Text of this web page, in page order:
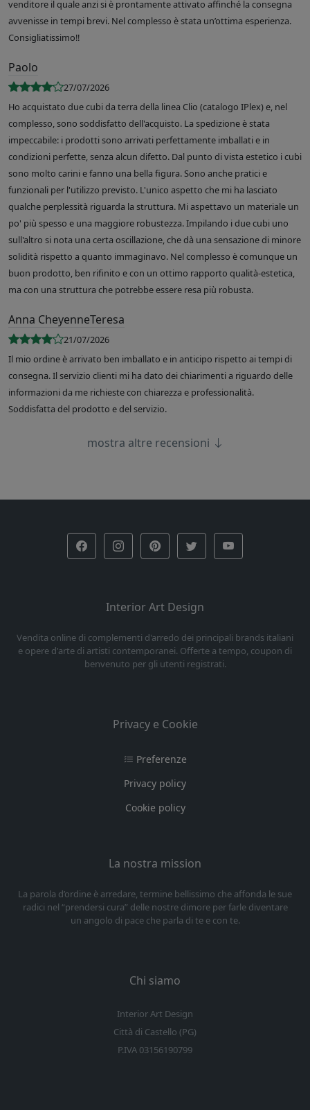
venditore il quale anzi si è prontamente attivato affinché la consegna
avvenisse in tempi brevi. Nel complesso è stata un’ottima esperienza.
Consigliatissimo!!
Paolo
27/07/2026
Ho acquistato due cubi da terra della linea Clio (catalogo IPlex) e, nel
complesso, sono soddisfatto dell'acquisto. La spedizione è stata
impeccabile: i prodotti sono arrivati perfettamente imballati e in
condizioni perfette, senza alcun difetto. Dal punto di vista estetico i cubi
sono molto carini e fanno una bella figura. Sono anche pratici e
funzionali per l'utilizzo previsto. L'unico aspetto che mi ha lasciato
qualche perplessità riguarda la struttura. Mi aspettavo un materiale un
po' più spesso e una maggiore robustezza. Impilando i due cubi uno
sull'altro si nota una certa oscillazione, che dà una sensazione di minore
solidità rispetto a quanto immaginavo. Nel complesso è comunque un
buon prodotto, ben rifinito e con un ottimo rapporto qualità-estetica,
ma con una struttura che potrebbe essere resa più robusta.
Anna CheyenneTeresa
21/07/2026
Il mio ordine è arrivato ben imballato e in anticipo rispetto ai tempi di
consegna. Il servizio clienti mi ha dato dei chiarimenti a riguardo delle
informazioni da me richieste con chiarezza e professionalità.
Soddisfatta del prodotto e del servizio.
mostra altre recensioni
Interior Art Design
Vendita online di complementi d'arredo dei principali brands italiani
e opere d'arte di artisti contemporanei. Offerte a tempo, coupon di
benvenuto per gli utenti registrati.
Privacy e Cookie
Preferenze
Privacy policy
Cookie policy
La nostra mission
La parola d’ordine è arredare, termine bellissimo che affonda le sue
radici nel “prendersi cura” delle nostre dimore per farle diventare
un angolo di pace che parla di te e con te.
Chi siamo
Interior Art Design
Città di Castello (PG)
P.IVA 03156190799